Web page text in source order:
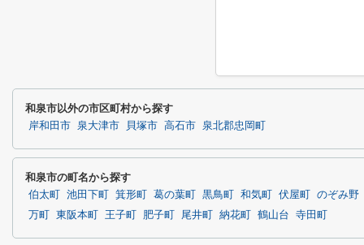
和泉市以外の市区町村から探す
岸和田市 泉大津市 貝塚市 高石市 泉北郡忠岡町
和泉市の町名から探す
伯太町 池田下町 箕形町 葛の葉町 黒鳥町 和気町 伏屋町
のぞみ野
万町
東阪本町 王子町 肥子町 尾井町 納花町 鶴山台 寺田町